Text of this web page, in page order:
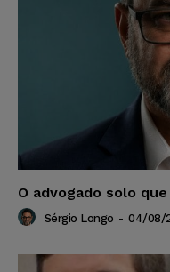
O advogado solo
Sérgio Longo - 04/08/